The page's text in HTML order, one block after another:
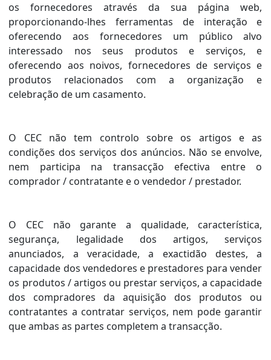
os fornecedores através da sua página web,
proporcionando-lhes ferramentas de interação e
oferecendo aos fornecedores um público alvo
interessado nos seus produtos e serviços, e
oferecendo aos noivos, fornecedores de serviços e
produtos relacionados com a organização e
celebração de um casamento.
O CEC não tem controlo sobre os artigos e as
condições dos serviços dos anúncios. Não se envolve,
nem participa na transacção efectiva entre o
comprador / contratante e o vendedor / prestador.
O CEC não garante a qualidade, característica,
segurança, legalidade dos artigos, serviços
anunciados, a veracidade, a exactidão destes, a
capacidade dos vendedores e prestadores para vender
os produtos / artigos ou prestar serviços, a capacidade
dos compradores da aquisição dos produtos ou
contratantes a contratar serviços, nem pode garantir
que ambas as partes completem a transacção.